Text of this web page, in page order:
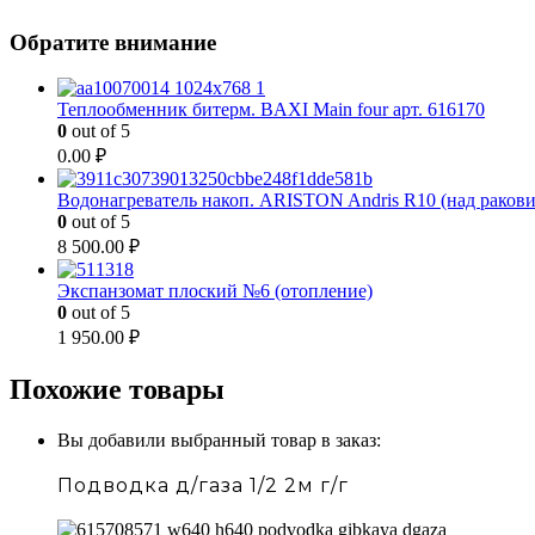
Обратите внимание
Теплообменник битерм. BAXI Main four арт. 616170
0 out of 5
0.00 ₽
Водонагреватель накоп. ARISTON Andris R10 (над
0 out of 5
8 500.00 ₽
Экспанзомат плоский №6 (отопление)
0 out of 5
1 950.00 ₽
Похожие товары
Вы добавили выбранный товар в заказ:
Подводка д/газа 1/2 2м г/г